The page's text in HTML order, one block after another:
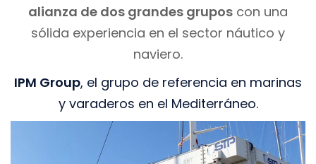
alianza de dos grandes grupos con una
sólida experiencia en el sector náutico y
naviero.
IPM Group, el grupo de referencia en marinas
y varaderos en el Mediterráneo.